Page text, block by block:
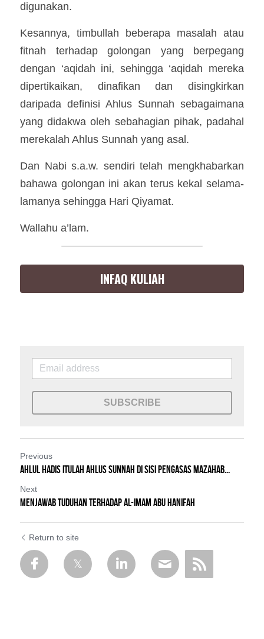
digunakan.
Kesannya, timbullah beberapa masalah atau
fitnah terhadap golongan yang berpegang
dengan ‘aqidah ini, sehingga ‘aqidah mereka
dipertikaikan, dinafikan dan disingkirkan
daripada definisi Ahlus Sunnah sebagaimana
yang didakwa oleh sebahagian pihak, padahal
merekalah Ahlus Sunnah yang asal.
Dan Nabi s.a.w. sendiri telah mengkhabarkan
bahawa golongan ini akan terus kekal selama-
lamanya sehingga Hari Qiyamat.
Wallahu a’lam.
INFAQ KULIAH
SUBSCRIBE
Previous
AHLUL HADIS ITULAH AHLUS SUNNAH DI SISI PENGASAS MAZAHAB...
Next
MENJAWAB TUDUHAN TERHADAP AL-IMAM ABU HANIFAH
Return to site